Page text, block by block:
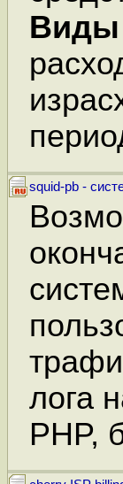
Виды
squid-pb -
лога
PHP,